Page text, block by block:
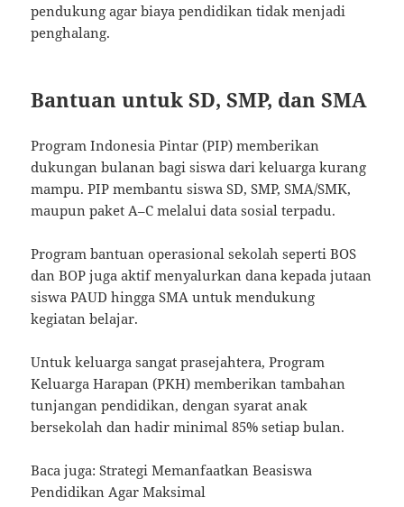
pendukung agar biaya pendidikan tidak menjadi
penghalang.
Bantuan untuk SD, SMP, dan SMA
Program Indonesia Pintar (PIP) memberikan
dukungan bulanan bagi siswa dari keluarga kurang
mampu. PIP membantu siswa SD, SMP, SMA/SMK,
maupun paket A–C melalui data sosial terpadu.
Program bantuan operasional sekolah seperti BOS
dan BOP juga aktif menyalurkan dana kepada jutaan
siswa PAUD hingga SMA untuk mendukung
kegiatan belajar.
Untuk keluarga sangat prasejahtera, Program
Keluarga Harapan (PKH) memberikan tambahan
tunjangan pendidikan, dengan syarat anak
bersekolah dan hadir minimal 85% setiap bulan.
Baca juga: Strategi Memanfaatkan Beasiswa
Pendidikan Agar Maksimal